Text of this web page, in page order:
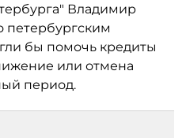
Владимир
петербургским
бы помочь кредиты
или отмена
период.